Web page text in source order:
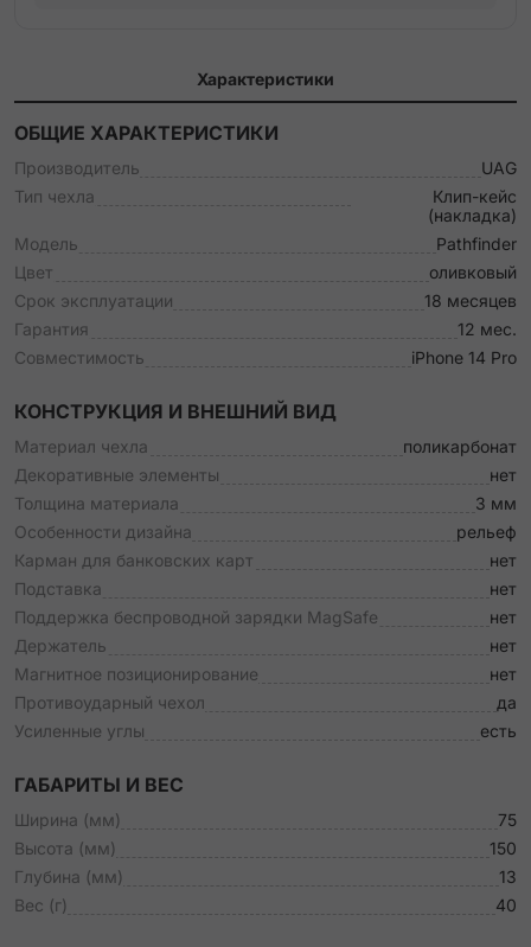
Характеристики
ОБЩИЕ ХАРАКТЕРИСТИКИ
Производитель
UAG
Тип чехла
Клип-кейс
(накладка)
Модель
Pathfinder
Цвет
оливковый
Срок эксплуатации
18 месяцев
Гарантия
12 мес.
Совместимость
iPhone 14 Pro
КОНСТРУКЦИЯ И ВНЕШНИЙ ВИД
Материал чехла
поликарбонат
Декоративные элементы
нет
Толщина материала
3 мм
Особенности дизайна
рельеф
Карман для банковских карт
нет
Подставка
нет
Поддержка беспроводной зарядки MagSafe
нет
Держатель
нет
Магнитное позиционирование
нет
Противоударный чехол
да
Усиленные углы
есть
ГАБАРИТЫ И ВЕС
Ширина (мм)
75
Высота (мм)
150
Глубина (мм)
13
Вес (г)
40